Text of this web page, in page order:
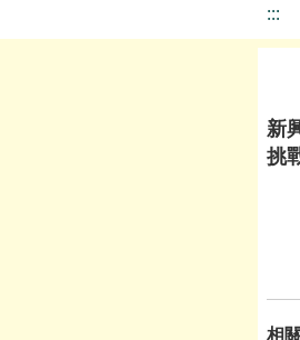
:::
新
挑
相